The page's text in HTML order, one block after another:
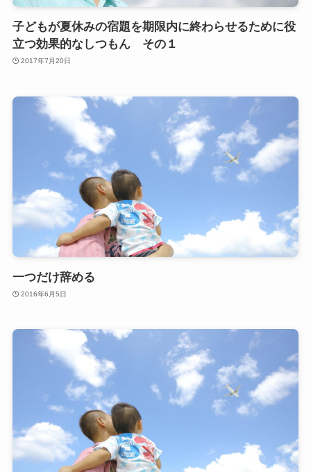
子どもが夏休みの宿題を期限内に終わらせるために役
立つ効果的なしつもん その１
2017年7月20日
一つだけ辞める
2016年6月5日